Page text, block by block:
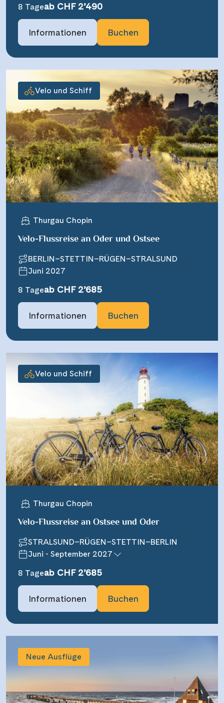
8 Tageab CHF 2’490
Informationen Buchen
Velo und Schiff
Thurgau Chopin
Velo-Flussreise an Oder und Ostsee
BERLIN–STETTIN–RÜGEN–STRALSUND
Juni 2027
8 Tageab CHF 2’685
Informationen Buchen
Velo und Schiff
Thurgau Chopin
Velo-Flussreise an Ostsee und Oder
STRALSUND–RÜGEN–STETTIN–BERLIN
Juni - September 2027
8 Tageab CHF 2’685
Informationen Buchen
Neue Ausflüge